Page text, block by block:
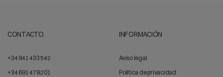
CONTACTO
+34 941 433 542
+34 691 479 201
INFORMACIÓN
Aviso legal
Política de privacidad